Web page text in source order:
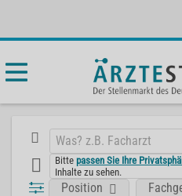
Bittepassen Sie Ihre
Inhalte zu sehen.
Position